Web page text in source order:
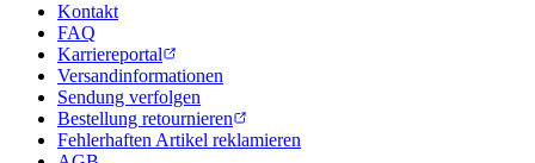
Kontakt
FAQ
Karriereportal
Versandinformationen
Sendung verfolgen
Bestellung retournieren
Fehlerhaften Artikel reklamieren